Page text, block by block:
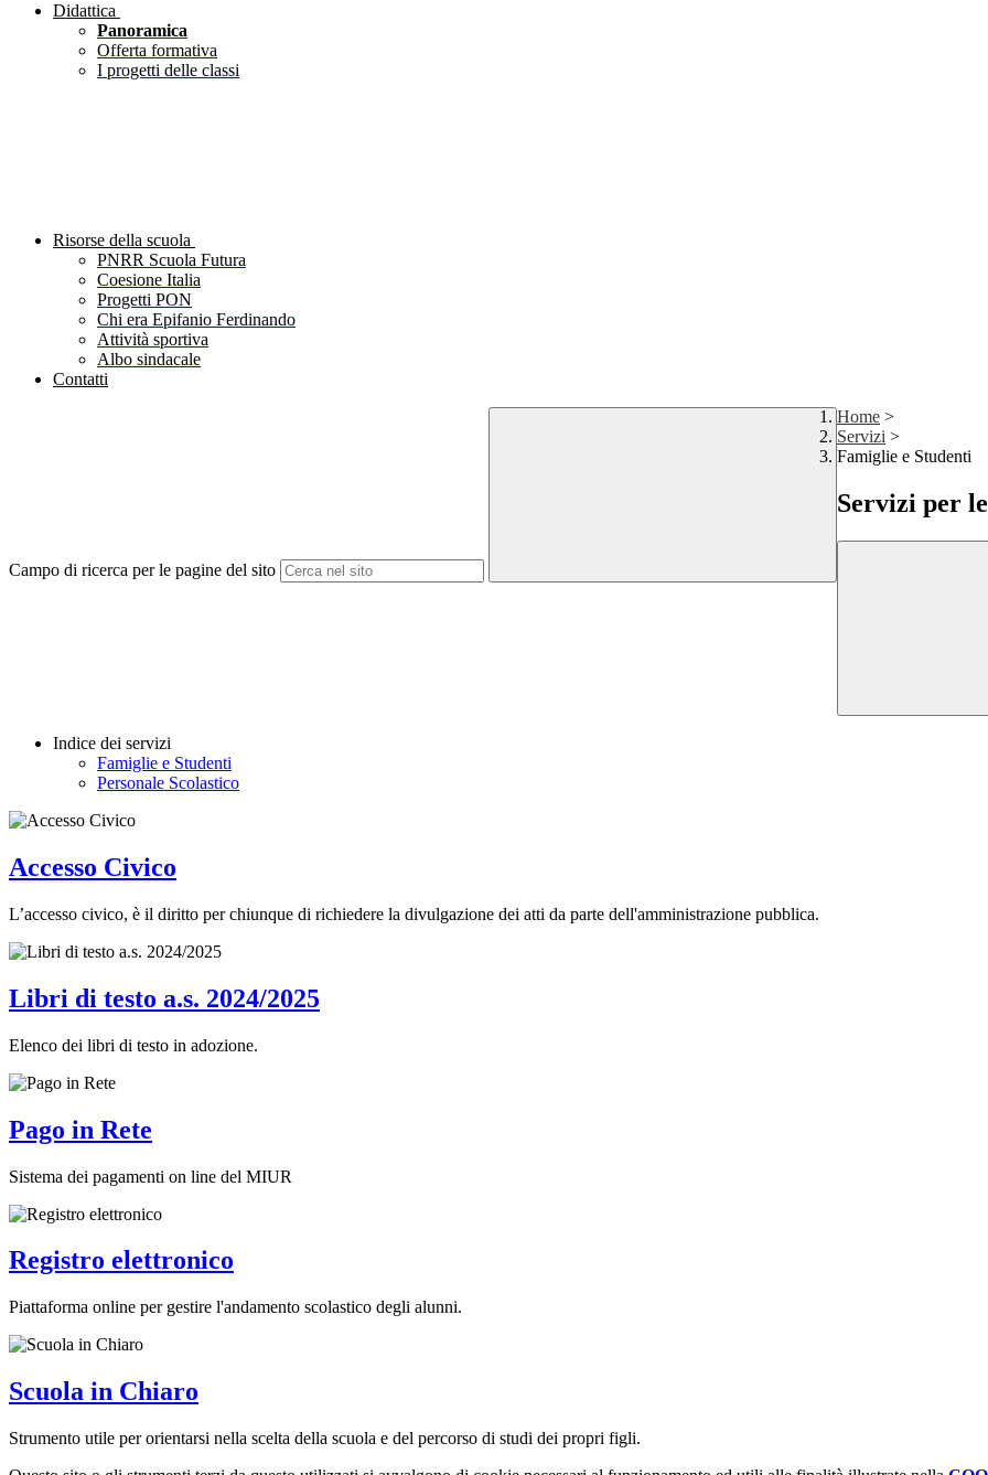
Didattica
Panoramica
Offerta formativa
I progetti delle classi
Risorse della scuola
PNRR Scuola Futura
Coesione Italia
Progetti PON
Chi era Epifanio Ferdinando
Attività sportiva
Albo sindacale
Contatti
Campo di ricerca per le pagine del sito
Home >
Servizi >
Famiglie e Studenti
Servizi per
Indice dei servizi
Famiglie e Studenti
Personale Scolastico
Accesso Civico
L’accesso civico, è il diritto per chiunque di richiedere la divulgazione dei atti da parte dell'amministrazione pubblica.
Libri di testo a.s. 2024/2025
Elenco dei libri di testo in adozione.
Pago in Rete
Sistema dei pagamenti on line del MIUR
Registro elettronico
Piattaforma online per gestire l'andamento scolastico degli alunni.
Scuola in Chiaro
Strumento utile per orientarsi nella scelta della scuola e del percorso di studi dei propri figli.